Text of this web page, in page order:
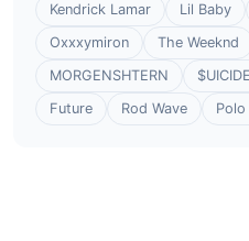
Kendrick Lamar
Lil Baby
Oxxxymiron
The Weeknd
MORGENSHTERN
Future
Rod Wave Polo